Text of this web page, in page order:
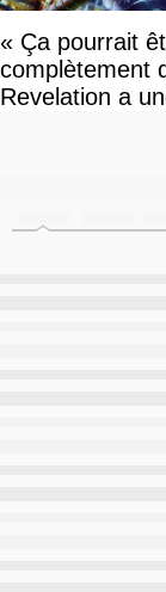
« Ça pourrait
complètement
Revelation a